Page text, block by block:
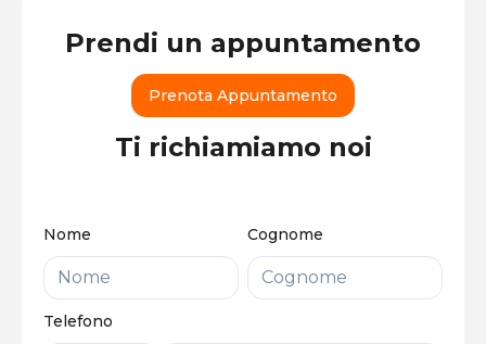
Prendi un appuntamento
Prenota Appuntamento
Ti richiamiamo noi
Nome Cognome
Telefono